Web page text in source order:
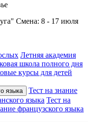
Смена: 8 - 17 июля
Летняя академия
школа полного дня
курсы для детей
языка
Тест на знание
языка Тест на
французского языка